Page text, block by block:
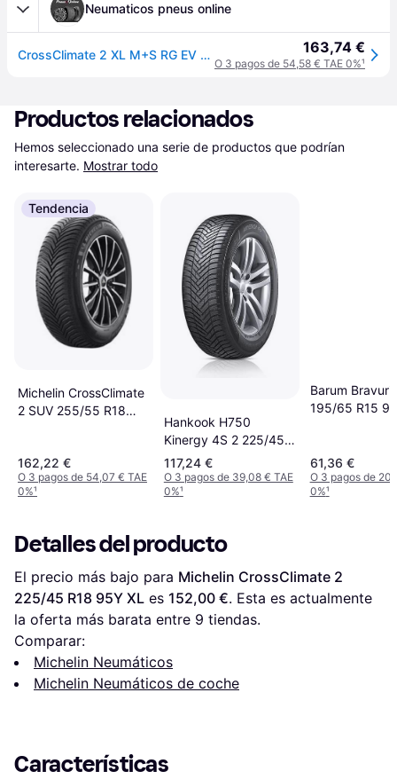
Neumaticos pneus online
CrossClimate 2 XL M+S RG EV 3PMSF 163,74 €
O 3 pagos de 54,58 € TAE 0%¹
Productos relacionados
Hemos seleccionado una serie de productos que podrían
interesarte. Mostrar todo
Tendencia
Michelin CrossClimate
2 SUV 255/55 R18
162,22 €
O 3 pagos de 54,07 € TAE
0%¹
Hankook H750
Kinergy 4S 2 225/45
R18 95Y XL
117,24 €
O 3 pagos de 39,08 € TAE
0%¹
Barum
195/65 R15
61,36 €
O 3 pagos de
0%¹
Detalles del producto
El precio más bajo para Michelin CrossClimate 2
225/45 R18 95Y XL es 152,00 €. Esta es actualmente
la oferta más barata entre 9 tiendas.
Comparar:
Michelin Neumáticos
Michelin Neumáticos de coche
Características